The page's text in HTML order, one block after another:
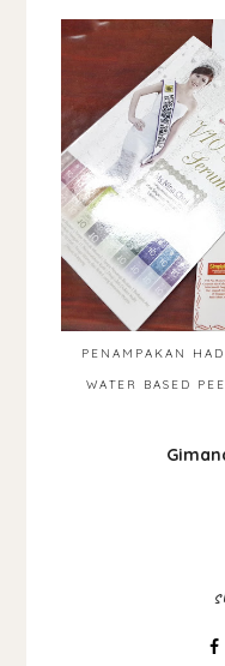
PENAMPAKAN
WATER BASED